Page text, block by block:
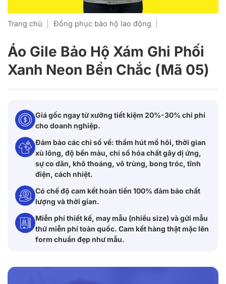
Trang chủ Đồng phục bảo hộ lao động
Áo Gile Bảo Hộ Xám Ghi Phối
Xanh Neon Bền Chắc (Mã 05)
Giá gốc ngay từ xưởng tiết kiệm 20%-30% chi phí
cho doanh nghiệp.
Đảm bảo các chỉ số về: thấm hút mồ hôi, thời gian
xù lông, độ bền màu, chỉ số hóa chất gây dị ứng,
sự co dãn, khô thoáng, vô trùng, bong tróc, tĩnh
điện, cách nhiệt.
Có chế độ cam kết hoàn tiền 100% đảm bảo chất
lượng và thời gian.
Miễn phí thiết kế, may mẫu (nhiều size) và gửi mẫu
thử miễn phí toàn quốc. Cam kết hàng thật mặc lên
form chuẩn đẹp như mẫu.